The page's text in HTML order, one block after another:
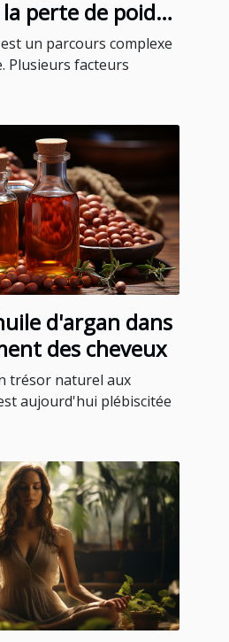
perte de poids :
et expériences
un parcours complexe
Plusieurs facteurs
d'argan dans
des cheveux
trésor naturel aux
aujourd'hui plébiscitée